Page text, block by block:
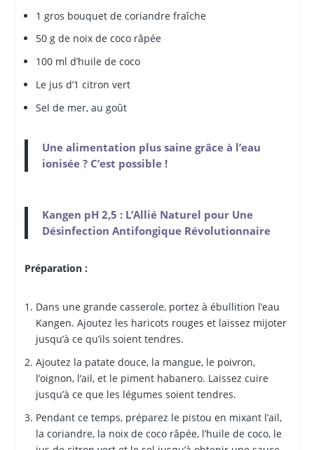
1 gros bouquet de coriandre fraîche
50 g de noix de coco râpée
100 ml d’huile de coco
Le jus d’1 citron vert
Sel de mer, au goût
Une alimentation plus saine grâce à l’eau
ionisée ? C’est possible !
Kangen pH 2,5 : L’Allié Naturel pour Une
Désinfection Antifongique Révolutionnaire
Préparation :
Dans une grande casserole, portez à ébullition l’eau
Kangen. Ajoutez les haricots rouges et laissez mijoter
jusqu’à ce qu’ils soient tendres.
Ajoutez la patate douce, la mangue, le poivron,
l’oignon, l’ail, et le piment habanero. Laissez cuire
jusqu’à ce que les légumes soient tendres.
Pendant ce temps, préparez le pistou en mixant l’ail,
la coriandre, la noix de coco râpée, l’huile de coco, le